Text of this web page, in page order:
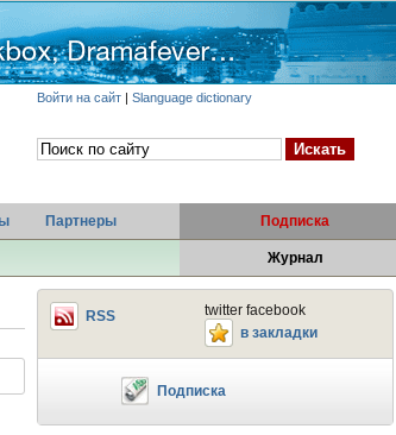
Войти на сайт | Slanguage dictionary
Партнеры Подписка
Журнал
twitter facebook
RSS
в закладки
Подписка